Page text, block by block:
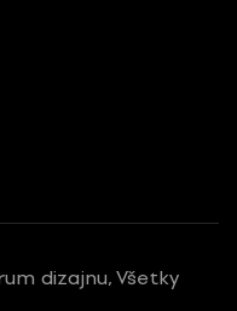
dizajnu, Všetky